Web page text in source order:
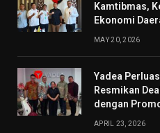
Kamtibmas,
Ekonomi
MAY 20, 2026
Yadea
Resmikan
dengan
APRIL 23, 2026